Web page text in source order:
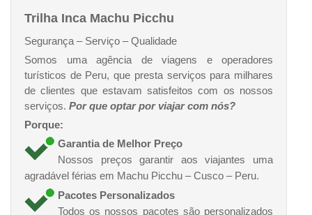
Trilha Inca Machu Picchu
Segurança – Serviço – Qualidade
Somos uma agência de viagens e operadores
turísticos de Peru, que presta serviços para milhares
de clientes que estavam satisfeitos com os nossos
serviços. Por que optar por viajar com nós?
Porque:
Garantia de Melhor Preço
Nossos preços garantir aos viajantes uma
agradável férias em Machu Picchu – Cusco – Peru.
Pacotes Personalizados
Todos os nossos pacotes são personalizados